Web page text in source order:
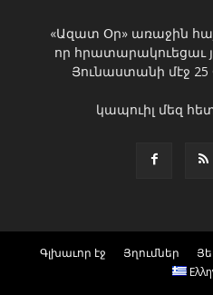
«Ազատ Օր» առաջին
որ
Յունաստանի մէջ 25
կապուիլ մեզ
Գլխաւոր էջ Յղումներ